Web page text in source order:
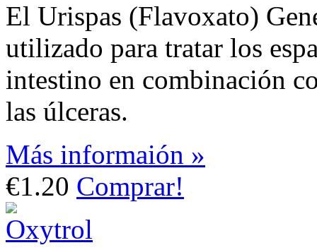
El Urispas (Flavoxato)
utilizado para tratar los
intestino en combinación
las úlceras.
Más informaión »
€1.20 Comprar!